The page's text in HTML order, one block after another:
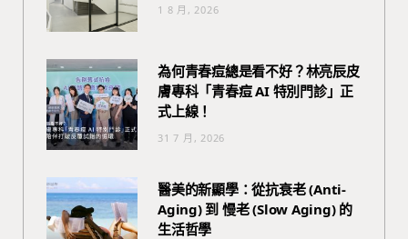
1 8 月, 2026
為何青春痘總是看不好？林亮辰皮
膚專科「青春痘 AI 特別門診」正
式上線！
31 7 月, 2026
醫美的新顯學：從抗衰老 (Anti-
Aging) 到 慢老 (Slow Aging) 的
生活哲學